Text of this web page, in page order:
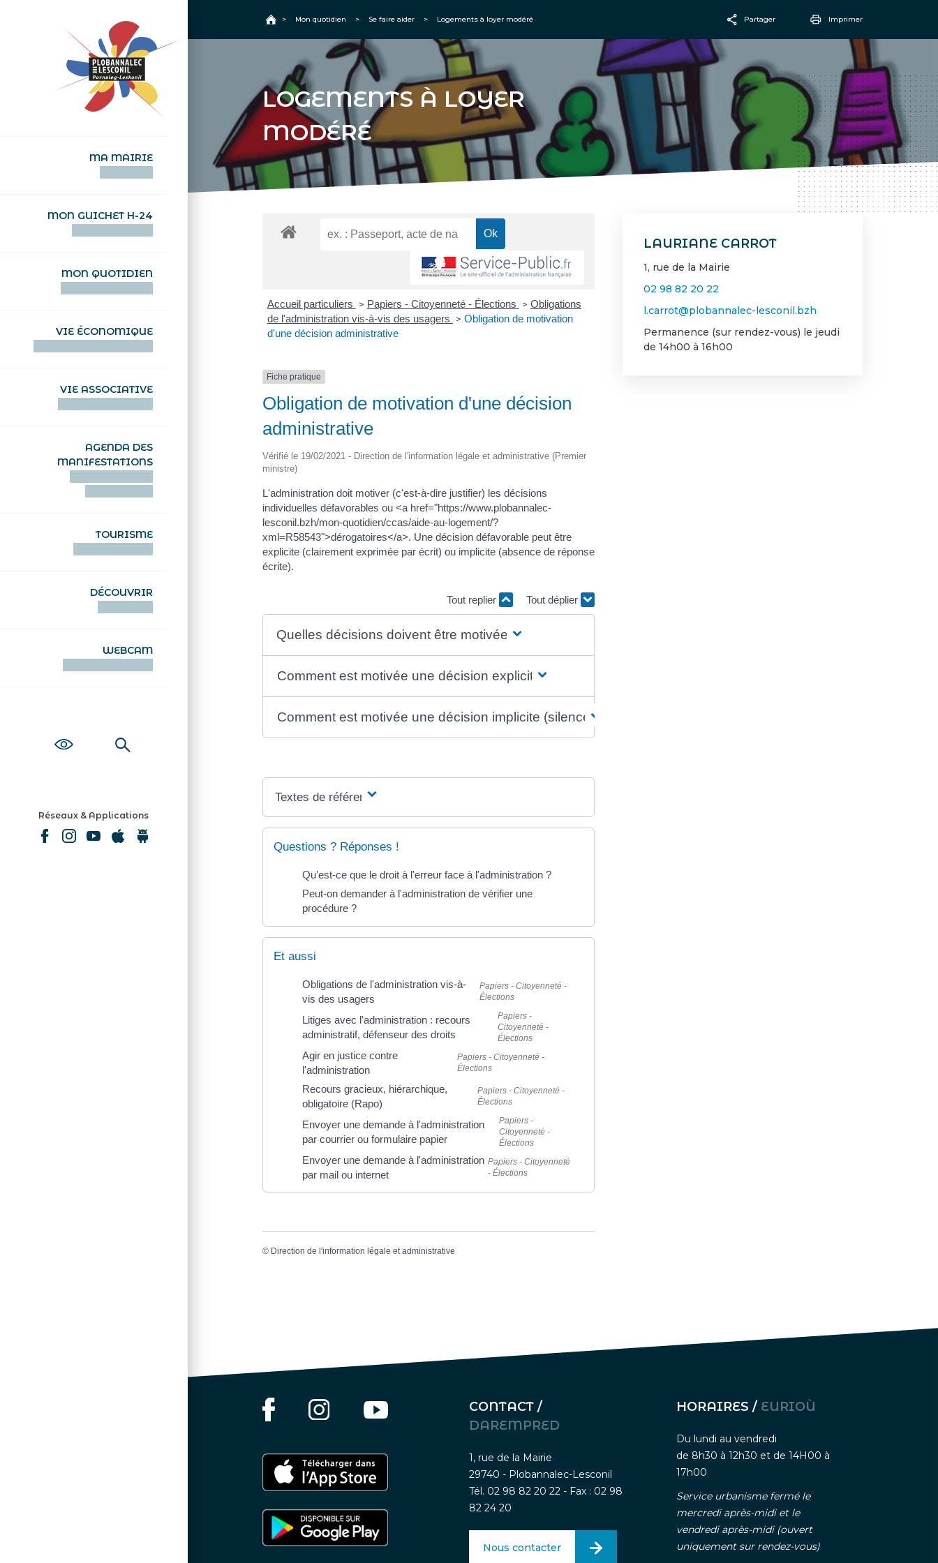
MA MAIRIE
MON GUICHET H-24
MON QUOTIDIEN
VIE ÉCONOMIQUE
VIE ASSOCIATIVE
AGENDA DES
MANIFESTATIONS
TOURISME
DÉCOUVRIR
WEBCAM
Réseaux & Applications
Accueil
> Mon quotidien > Se faire aider > Logements à loyer modéré Partager
Email
Imprimer
LOGEMENTS À LOYER
MODÉRÉ
LAURIANE CARROT
1, rue de la Mairie
02 98 82 20 22
l.carrot@plobannalec-lesconil.bzh
Permanence (sur rendez-vous) le jeudi
de 14h00 à 16h00
Accueil particuliers > Papiers - Citoyenneté - Élections > Obligations
de l'administration vis-à-vis des usagers
> Obligation de motivation
d'une décision administrative
Fiche pratique
Obligation de motivation d'une décision
administrative
Vérifié le 19/02/2021 - Direction de l'information légale et administrative (Premier
ministre)
L'administration doit motiver (c'est-à-dire justifier) les décisions
individuelles défavorables ou <a href="https://www.plobannalec-
lesconil.bzh/mon-quotidien/ccas/aide-au-logement/?
xml=R58543">dérogatoires</a>. Une décision défavorable peut être
explicite (clairement exprimée par écrit) ou implicite (absence de réponse
écrite).
Tout replier Tout déplier
Quelles décisions doivent être motivées ?
Comment est motivée une décision explicite ?
Comment est motivée une décision implicite (silence) ?
Textes de référence
Questions ? Réponses !
Qu'est-ce que le droit à l'erreur face à l'administration ?
Peut-on demander à l'administration de vérifier une
procédure ?
Et aussi
Obligations de l'administration vis-à-
vis des usagers
Papiers - Citoyenneté -
Élections
Litiges avec l'administration : recours
administratif, défenseur des droits
Papiers -
Citoyenneté -
Élections
Agir en justice contre
l'administration
Papiers - Citoyenneté -
Élections
Recours gracieux, hiérarchique,
obligatoire (Rapo)
Papiers - Citoyenneté -
Élections
Envoyer une demande à l'administration
par courrier ou formulaire papier
Papiers -
Citoyenneté -
Élections
Envoyer une demande à l'administration
par mail ou internet
Papiers - Citoyenneté
- Élections
© Direction de l'information légale et administrative
CONTACT /
DAREMPRED
1, rue de la Mairie
29740 - Plobannalec-Lesconil
Tél. 02 98 82 20 22 - Fax : 02 98
82 24 20
Nous contacter
HORAIRES / EURIOÙ
Du lundi au vendredi
de 8h30 à 12h30 et de 14H00 à
17h00
Service urbanisme fermé le
mercredi après-midi et le
vendredi après-midi (ouvert
uniquement sur rendez-vous)